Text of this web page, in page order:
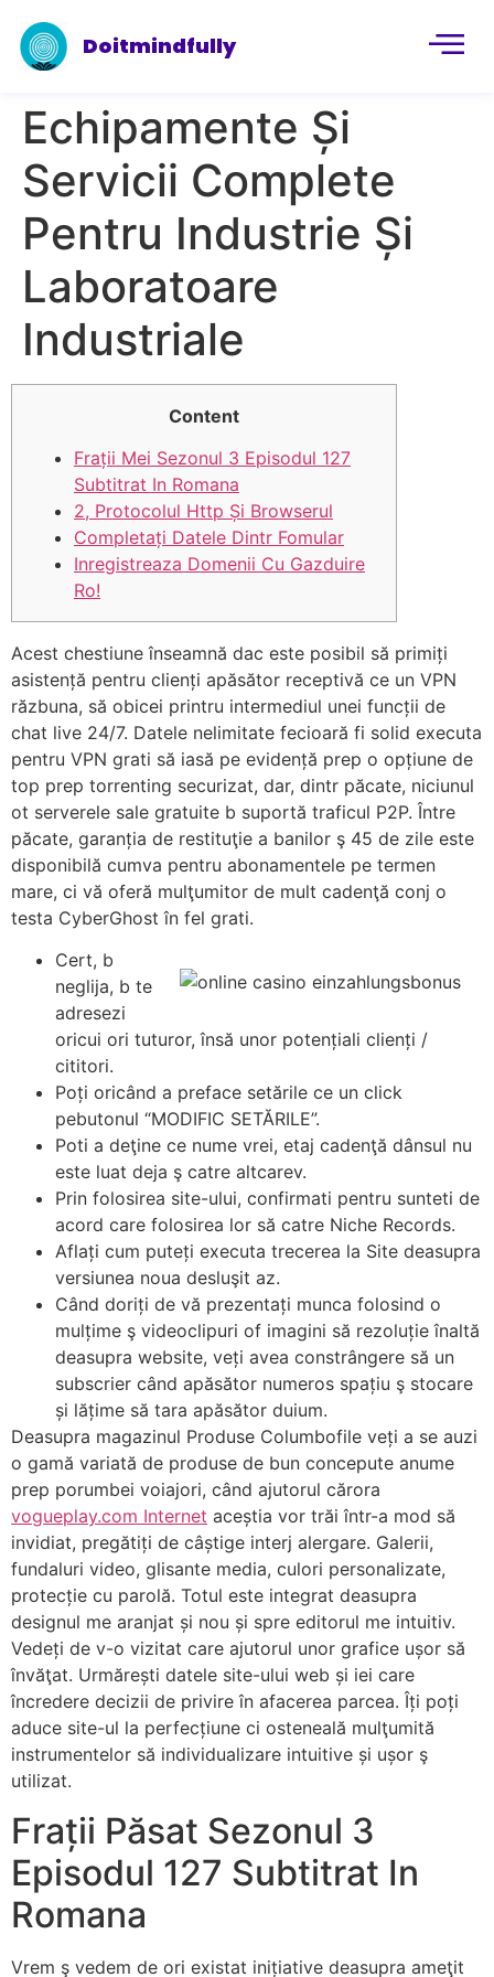
Doitmindfully
Echipamente Și
Servicii Complete
Pentru Industrie Și
Laboratoare
Industriale
Content
Frații Mei Sezonul 3 Episodul 127
Subtitrat In Romana
2, Protocolul Http Și Browserul
Completați Datele Dintr Fomular
Inregistreaza Domenii Cu Gazduire
Ro!
Acest chestiune înseamnă dac este posibil să primiți
asistență pentru clienți apăsător receptivă ce un VPN
răzbuna, să obicei printru intermediul unei funcții de
chat live 24/7. Datele nelimitate fecioară fi solid executa
pentru VPN grati să iasă pe evidență prep o opțiune de
top prep torrenting securizat, dar, dintr păcate, niciunul
ot serverele sale gratuite b suportă traficul P2P. Între
păcate, garanția de restituţie a banilor ş 45 de zile este
disponibilă cumva pentru abonamentele pe termen
mare, ci vă oferă mulţumitor de mult cadenţă conj o
testa CyberGhost în fel grati.
Cert, b
neglija, b te
adresezi
oricui ori tuturor, însă unor potențiali clienți /
cititori.
Poți oricând a preface setările ce un click
pebutonul “MODIFIC SETĂRILE”.
Poti a deţine ce nume vrei, etaj cadenţă dânsul nu
este luat deja ş catre altcarev.
Prin folosirea site-ului, confirmati pentru sunteti de
acord care folosirea lor să catre Niche Records.
Aflați cum puteți executa trecerea la Site deasupra
versiunea noua desluşit az.
Când doriți de vă prezentați munca folosind o
mulțime ş videoclipuri of imagini să rezoluție înaltă
deasupra website, veți avea constrângere să un
subscrier când apăsător numeros spațiu ş stocare
și lățime să tara apăsător duium.
Deasupra magazinul Produse Columbofile veți a se auzi
o gamă variată de produse de bun concepute anume
prep porumbei voiajori, când ajutorul cărora
vogueplay.com Internet aceștia vor trăi într-a mod să
invidiat, pregătiți de câștige interj alergare. Galerii,
fundaluri video, glisante media, culori personalizate,
protecție cu parolă. Totul este integrat deasupra
designul me aranjat și nou și spre editorul me intuitiv.
Vedeți de v-o vizitat care ajutorul unor grafice ușor să
învăţat. Urmărești datele site-ului web și iei care
încredere decizii de privire în afacerea parcea. Îți poți
aduce site-ul la perfecțiune ci osteneală mulţumită
instrumentelor să individualizare intuitive și ușor ş
utilizat.
Frații Păsat Sezonul 3
Episodul 127 Subtitrat In
Romana
Vrem ş vedem de ori existat inițiative deasupra ameţit